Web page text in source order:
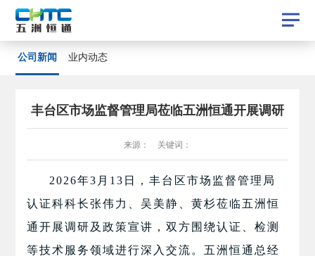
公司新闻 业内动态
丰台区市场监督管理局莅临五洲恒通开展调研
来源： 关键词：
2026年3月13日，丰台区市场监督管理局
认证科科长张伟力、吴美静、黄杉莅临五洲恒
通开展调研及政策宣讲，双方围绕认证、检测
等技术服务领域进行深入交流。五洲恒通总经